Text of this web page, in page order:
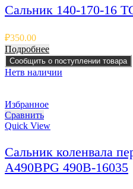
Сальник 140-170-16
₽350.00
Подробнее
Сообщить о поступлении товара
Нетв наличии
Избранное
Сравнить
Quick View
Сальник коленвала
A490BPG 490B-16035